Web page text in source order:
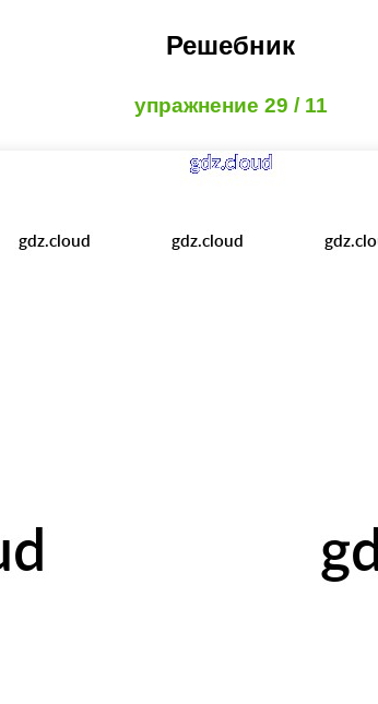
Решебник
упражнение 29 / 11